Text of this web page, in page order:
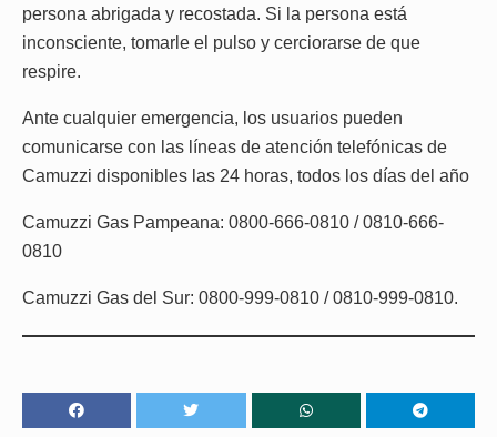
persona abrigada y recostada. Si la persona está
inconsciente, tomarle el pulso y cerciorarse de que
respire.
Ante cualquier emergencia, los usuarios pueden
comunicarse con las líneas de atención telefónicas de
Camuzzi disponibles las 24 horas, todos los días del año
Camuzzi Gas Pampeana: 0800-666-0810 / 0810-666-
0810
Camuzzi Gas del Sur: 0800-999-0810 / 0810-999-0810.